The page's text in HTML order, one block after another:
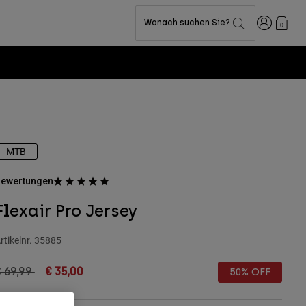
Wonach suchen Sie? Anmelden
0
MTB
Pro Jersey
35885
reduced from
69,99to€ 35,00 50% OFF